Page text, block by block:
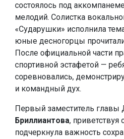
состоялось под
мелодий. Солистка
«Сударушки» исполнила
юные десногорцы
После официальной части
спортивной эстафетой —
соревновались,
и командный дух.
Первый заместитель главы
Бриллиантова, приветствуя
подчеркнула важность